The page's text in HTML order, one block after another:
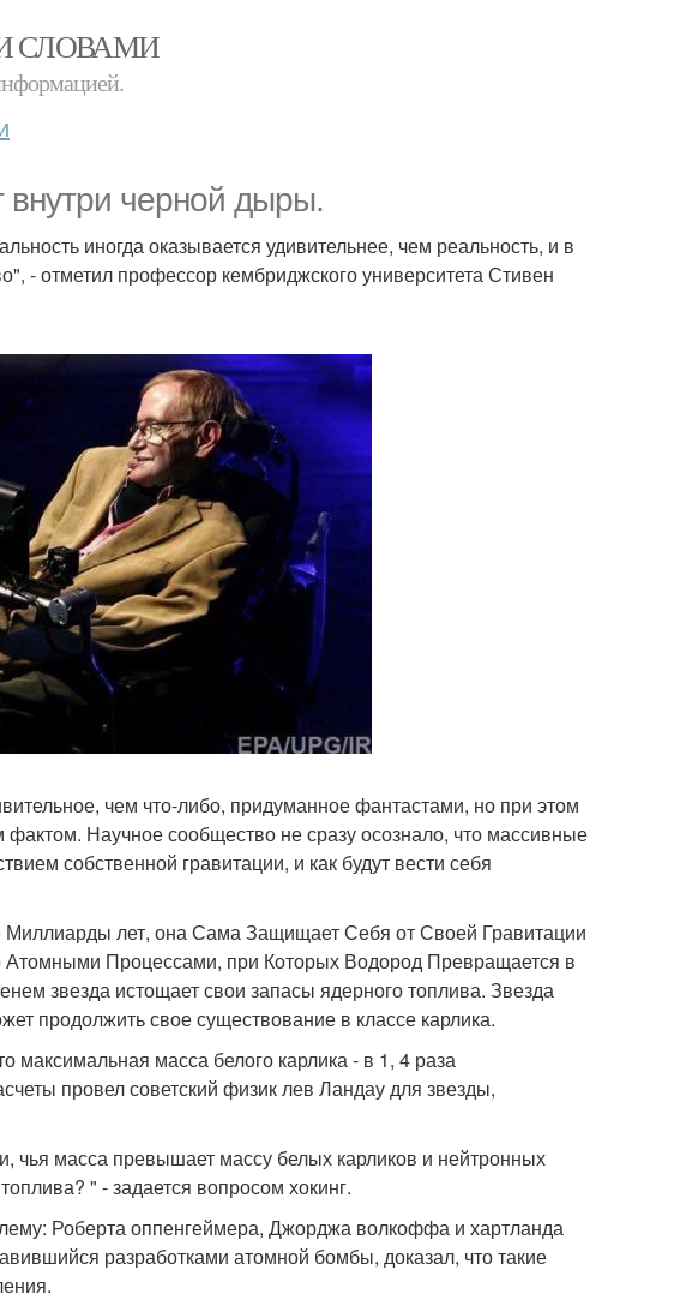
СЛОВАМИ
внутри черной дыры.
иногда оказывается удивительнее, чем реальность, и в
- отметил профессор кембриджского университета Стивен
чем что-либо, придуманное фантастами, но при этом
Научное сообщество не сразу осознало, что массивные
собственной гравитации, и как будут вести себя
лет, она Сама Защищает Себя от Своей Гравитации
Процессами, при Которых Водород Превращается в
звезда истощает свои запасы ядерного топлива. Звезда
продолжить свое существование в классе карлика.
максимальная масса белого карлика - в 1, 4 раза
провел советский физик лев Ландау для звезды,
чья масса превышает массу белых карликов и нейтронных
" - задается вопросом хокинг.
Роберта оппенгеймера, Джорджа волкоффа и хартланда
разработками атомной бомбы, доказал, что такие